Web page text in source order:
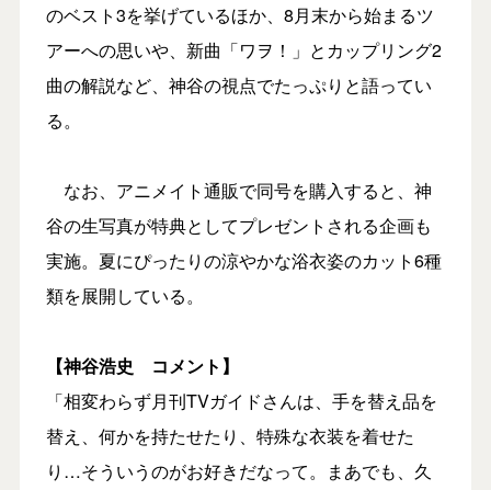
のベスト3を挙げているほか、8月末から始まるツ
アーへの思いや、新曲「ワヲ！」とカップリング2
曲の解説など、神谷の視点でたっぷりと語ってい
る。
なお、アニメイト通販で同号を購入すると、神
谷の生写真が特典としてプレゼントされる企画も
実施。夏にぴったりの涼やかな浴衣姿のカット6種
類を展開している。
【神谷浩史 コメント】
「相変わらず月刊TVガイドさんは、手を替え品を
替え、何かを持たせたり、特殊な衣装を着せた
り…そういうのがお好きだなって。まあでも、久